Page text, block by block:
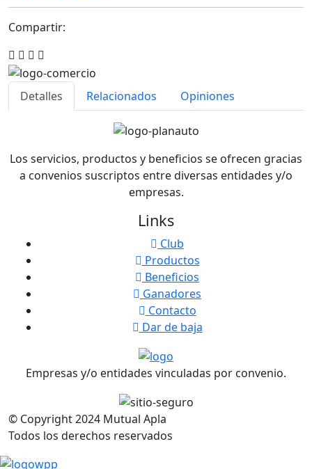
Compartir:
Detalles Relacionados Opiniones
Los servicios, productos y beneficios se ofrecen gracias
a convenios suscriptos entre diversas entidades y/o
empresas.
Links
Club
Productos
Beneficios
Ganadores
Contacto
Dar de baja
Empresas y/o entidades vinculadas por convenio.
© Copyright2024 Mutual Apla
Todos los derechos reservados